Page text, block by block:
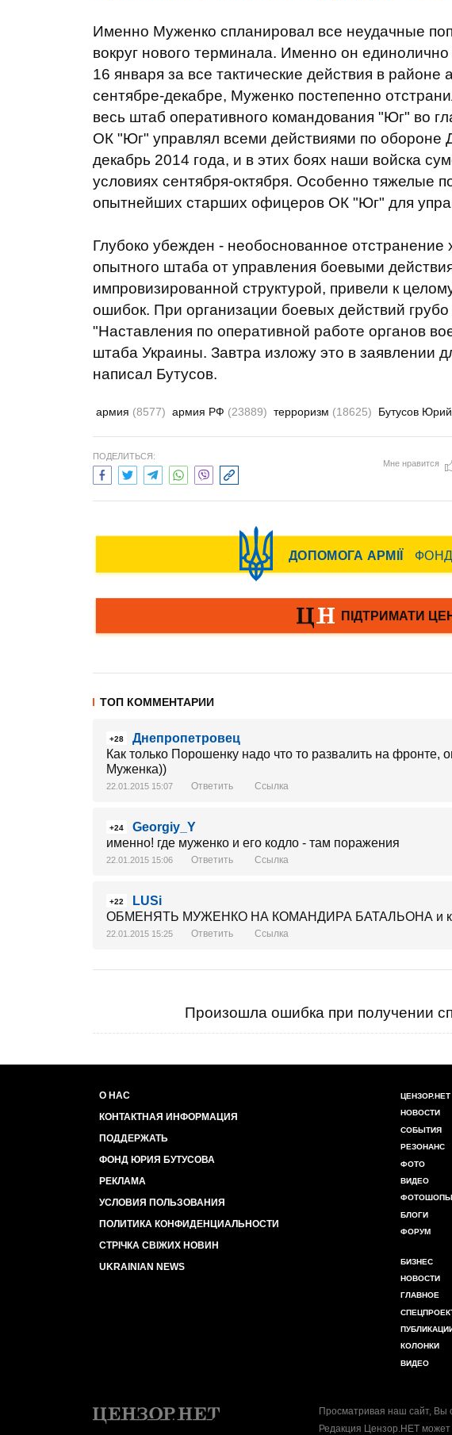
Именно Муженко спланировал все неудачные
вокруг нового терминала. Именно он единолично
16 января за все тактические действия в
сентябре-декабре, Муженко постепенно
весь штаб оперативного командования "Юг" во
ОК "Юг" управлял всеми действиями по обороне
декабрь 2014 года, и в этих боях наши войска
условиях сентября-октября. Особенно тяжелые
опытнейших старших офицеров ОК "Юг" для
Глубоко убежден - необоснованное отстранение
опытного штаба от управления боевыми
импровизированной структурой, привели к
ошибок. При организации боевых действий
"Наставления по оперативной работе органов
штаба Украины. Завтра изложу это в заявлении
написал Бутусов.
армия (8577) армия РФ (23889) терроризм (18625) Бутусов Юрий
ПОДЕЛИТЬСЯ:
Мне нравится
ТОП КОММЕНТАРИИ
+28
Днепропетровец
Как только Порошенку надо что то развалить на фронте,
Муженка))
22.01.2015 15:07 Ответить Ссылка
+24
Georgiy_Y
именно! где муженко и его кодло - там поражения
22.01.2015 15:06 Ответить Ссылка
+22
LUSi
ОБМЕНЯТЬ МУЖЕНКО НА КОМАНДИРА БАТАЛЬОНА и
22.01.2015 15:25 Ответить Ссылка
Произошла ошибка при получении
О НАС
КОНТАКТНАЯ ИНФОРМАЦИЯ
ПОДДЕРЖАТЬ
ФОНД ЮРИЯ БУТУСОВА
РЕКЛАМА
УСЛОВИЯ ПОЛЬЗОВАНИЯ
ПОЛИТИКА КОНФИДЕНЦИАЛЬНОСТИ
СТРІЧКА СВІЖИХ НОВИН
UKRAINIAN NEWS
ЦЕНЗОР.НЕТ
НОВОСТИ
СОБЫТИЯ
РЕЗОНАНС
ФОТО
ВИДЕО
ФОТОШОПЫ
БЛОГИ
ФОРУМ
БИЗНЕС
НОВОСТИ
ГЛАВНОЕ
КОЛОНКИ
ВИДЕО
Просматривая наш сайт, Вы
Редакция Цензор.НЕТ может